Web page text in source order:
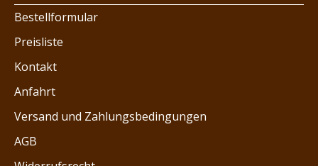
Bestellformular
Preisliste
Kontakt
Anfahrt
Versand und Zahlungsbedingungen
AGB